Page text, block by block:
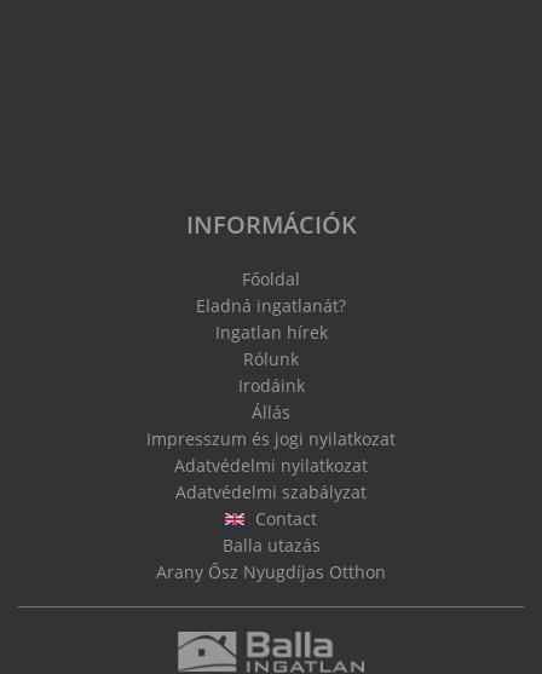
INFORMÁCIÓK
Főoldal
Eladná ingatlanát?
Ingatlan hírek
Rólunk
Irodáink
Állás
Impresszum és jogi nyilatkozat
Adatvédelmi nyilatkozat
Adatvédelmi szabályzat
Contact
Balla utazás
Arany Ősz Nyugdíjas Otthon